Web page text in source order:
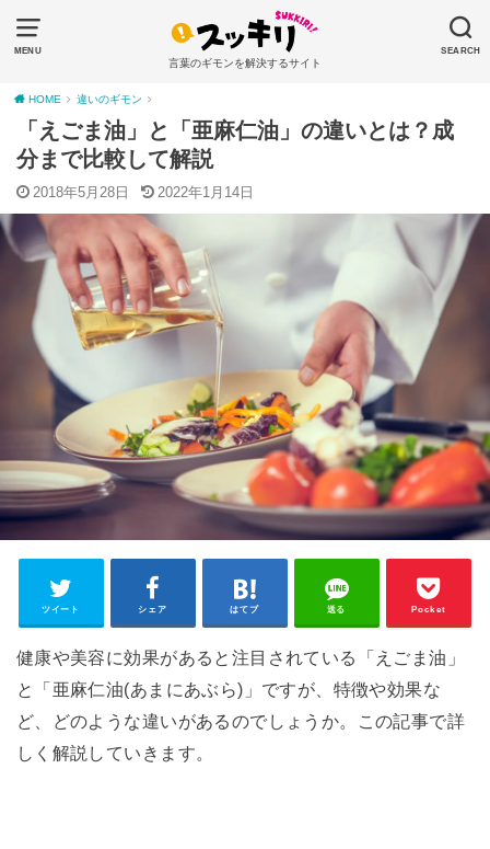
MENU SEARCH
言葉のギモンを解決するサイト
HOME 違いのギモン
「えごま油」と「亜麻仁油」の違いとは？成
分まで比較して解説
2018年5月28日 2022年1月14日
ツイート シェア はてブ 送る Pocket
健康や美容に効果があると注目されている「えごま油」
と「亜麻仁油(あまにあぶら)」ですが、特徴や効果な
ど、どのような違いがあるのでしょうか。この記事で詳
しく解説していきます。